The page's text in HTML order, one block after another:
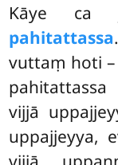
Kāye ca
pahitattassa
vuttaṃ hoti
vijjā
uppajjeyya,